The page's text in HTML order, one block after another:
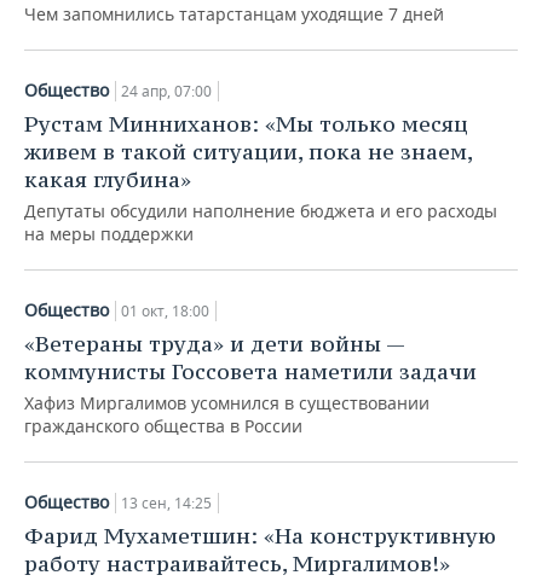
Чем запомнились татарстанцам уходящие 7 дней
Общество 24 апр, 07:00
Рустам Минниханов: «Мы только месяц
живем в такой ситуации, пока не знаем,
какая глубина»
Депутаты обсудили наполнение бюджета и его расходы
на меры поддержки
Общество 01 окт, 18:00
«Ветераны труда» и дети войны —
коммунисты Госсовета наметили задачи
Хафиз Миргалимов усомнился в существовании
гражданского общества в России
Общество 13 сен, 14:25
Фарид Мухаметшин: «На конструктивную
работу настраивайтесь, Миргалимов!»